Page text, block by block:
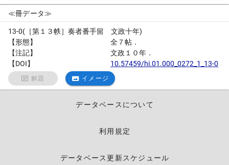
≪冊データ≫
13-0(［第１３帙］奏者番手留 文政十年)
【形態】
全７帖．
【注記】
文政１０年．
【DOI】
10.57459/hi.01.000_0272_1_13-0
解題 イメージ
データベースについて
利用規定
データベース更新スケジュール